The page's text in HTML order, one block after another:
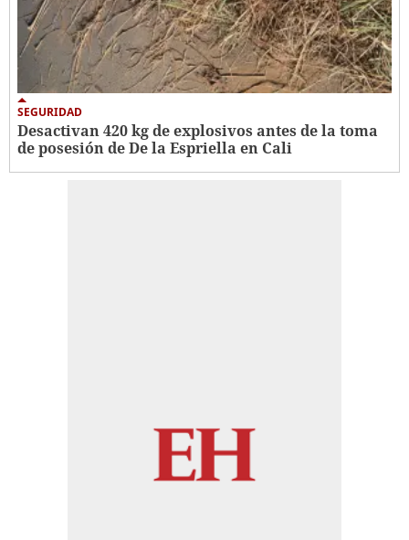
SEGURIDAD
Desactivan 420 kg de explosivos antes de la toma
de posesión de De la Espriella en Cali